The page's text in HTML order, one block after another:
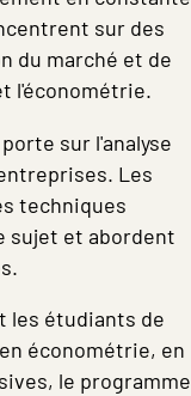
sur des
du marché et de
l'économétrie.
sur l'analyse
Les
techniques
sujet et abordent
les étudiants de
économétrie, en
le programme